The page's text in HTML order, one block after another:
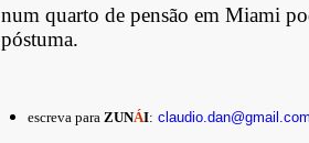
num quarto de pensão em Miami
póstuma.
escreva para ZUNÁI: